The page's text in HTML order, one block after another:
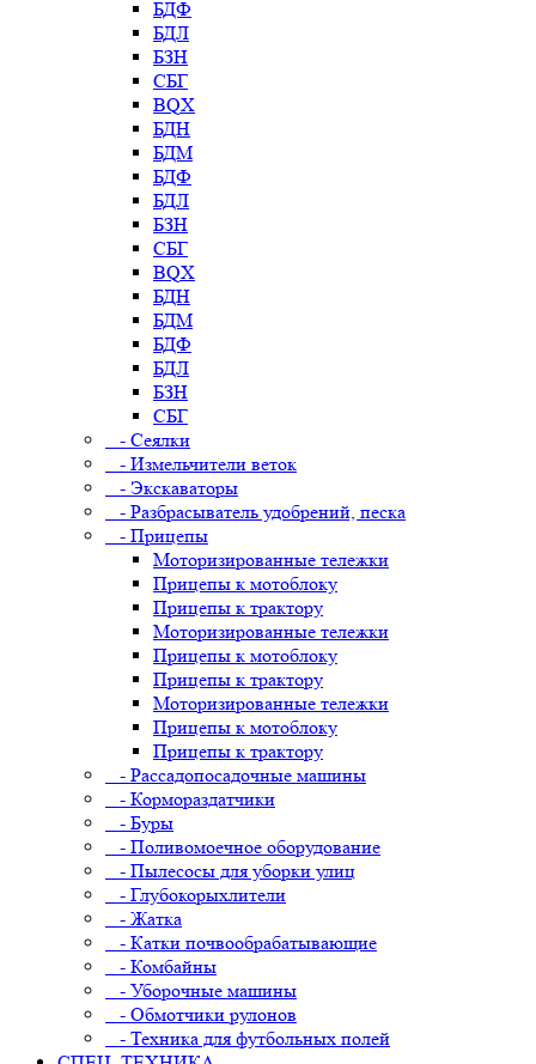
БДФ
БДЛ
БЗН
СБГ
BQX
БДН
БДМ
БДФ
БДЛ
БЗН
СБГ
BQX
БДН
БДМ
БДФ
БДЛ
БЗН
СБГ
- Сеялки
- Измельчители веток
- Экскаваторы
- Разбрасыватель удобрений, песка
- Прицепы
Моторизированные тележки
Прицепы к мотоблоку
Прицепы к трактору
Моторизированные тележки
Прицепы к мотоблоку
Прицепы к трактору
Моторизированные тележки
Прицепы к мотоблоку
Прицепы к трактору
- Рассадопосадочные машины
- Кормораздатчики
- Буры
- Поливомоечное оборудование
- Пылесосы для уборки улиц
- Глубокорыхлители
- Жатка
- Катки почвообрабатывающие
- Комбайны
- Уборочные машины
- Обмотчики рулонов
- Техника для футбольных полей